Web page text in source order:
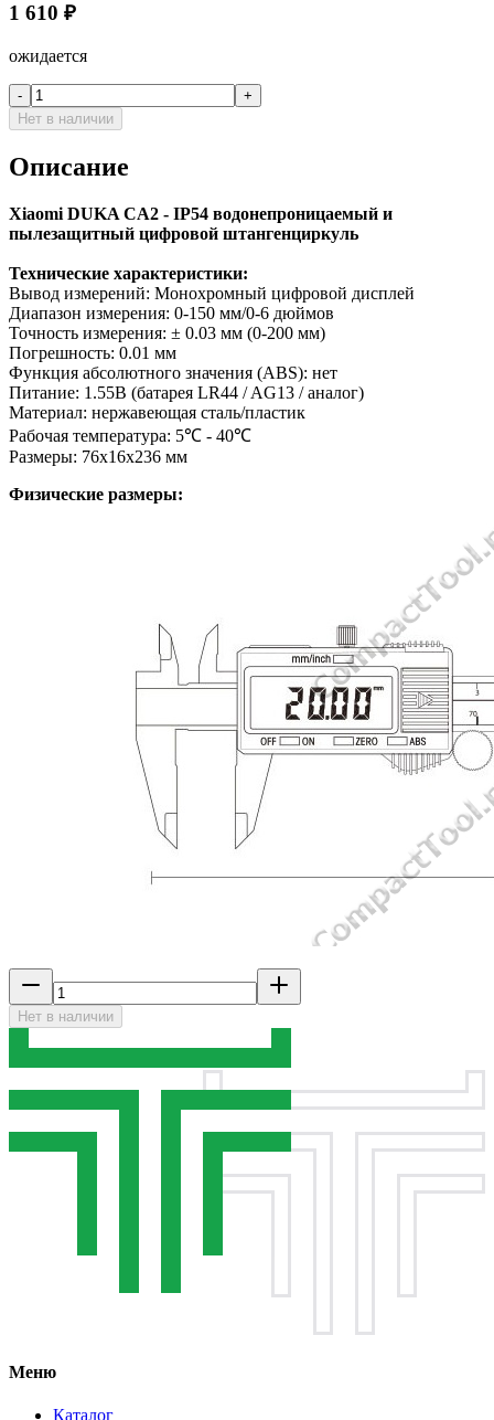
1 610 ₽
ожидается
-
+
Нет в наличии
Описание
Xiaomi DUKA CA2 - IP54 водонепроницаемый и
пылезащитный цифровой штангенциркуль
Технические характеристики:
Вывод измерений: Монохромный цифровой дисплей
Диапазон измерения: 0-150 мм/0-6 дюймов
Точность измерения: ± 0.03 мм (0-200 мм)
Погрешность: 0.01 мм
Функция абсолютного значения (ABS): нет
Питание: 1.55В (батарея LR44 / AG13 / аналог)
Материал: нержавеющая сталь/пластик
Рабочая температура: 5℃ - 40℃
Размеры: 76х16х236 мм
Физические размеры:
Нет в наличии
Меню
Каталог